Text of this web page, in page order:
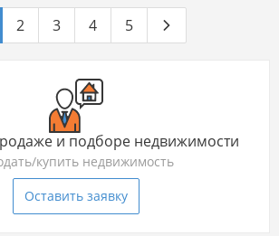
2 3 4 5
и подборе недвижимости
купить недвижимость
Оставить заявку